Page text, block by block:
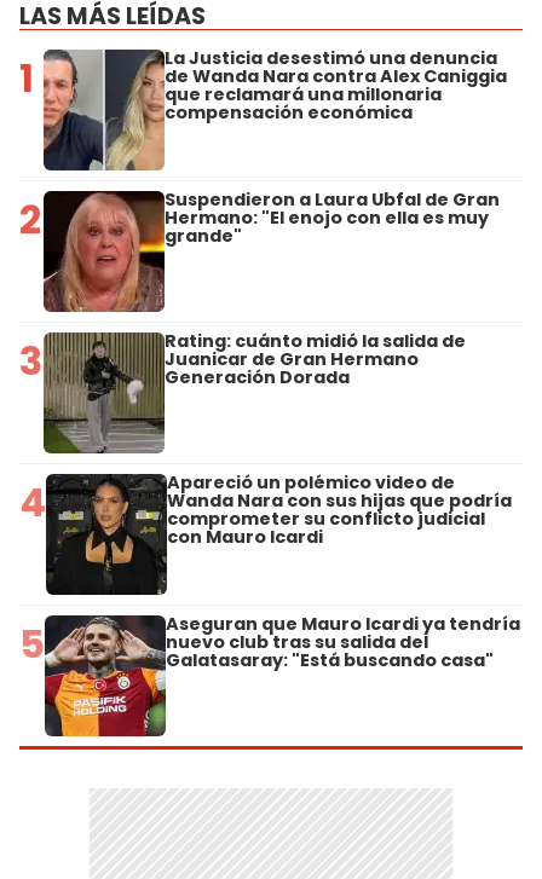
LAS MÁS LEÍDAS
1 La Justicia desestimó una denuncia
de Wanda Nara contra Alex Caniggia
que reclamará una millonaria
compensación económica
2 Suspendieron a Laura Ubfal de Gran
Hermano: "El enojo con ella es muy
grande"
3 Rating: cuánto midió la salida de
Juanicar de Gran Hermano
Generación Dorada
4 Apareció un polémico video de
Wanda Nara con sus hijas que podría
comprometer su conflicto judicial
con Mauro Icardi
5 Aseguran que Mauro Icardi ya tendría
nuevo club tras su salida del
Galatasaray: "Está buscando casa"